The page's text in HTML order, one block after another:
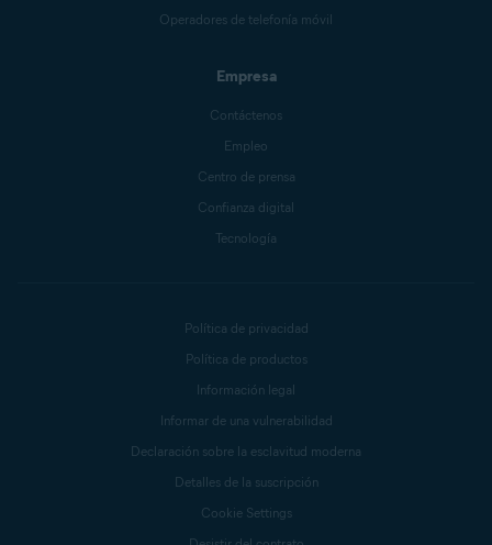
Operadores de telefonía móvil
Empresa
Contáctenos
Empleo
Centro de prensa
Confianza digital
Tecnología
Política de privacidad
Política de productos
Información legal
Informar de una vulnerabilidad
Declaración sobre la esclavitud moderna
Detalles de la suscripción
Cookie Settings